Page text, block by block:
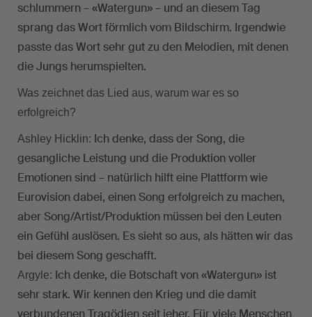
schlummern – «Watergun» – und an diesem Tag
sprang das Wort förmlich vom Bildschirm. Irgendwie
passte das Wort sehr gut zu den Melodien, mit denen
die Jungs herumspielten.
Was zeichnet das Lied aus, warum war es so
erfolgreich?
Ashley Hicklin: Ich denke, dass der Song, die
gesangliche Leistung und die Produktion voller
Emotionen sind – natürlich hilft eine Plattform wie
Eurovision dabei, einen Song erfolgreich zu machen,
aber Song/Artist/Produktion müssen bei den Leuten
ein Gefühl auslösen. Es sieht so aus, als hätten wir das
bei diesem Song geschafft.
Argyle: Ich denke, die Botschaft von «Watergun» ist
sehr stark. Wir kennen den Krieg und die damit
verbundenen Tragödien seit jeher. Für viele Menschen